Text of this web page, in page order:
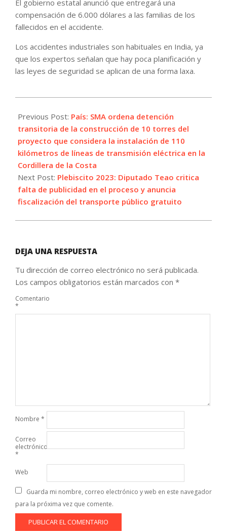
El gobierno estatal anunció que entregará una
compensación de 6.000 dólares a las familias de los
fallecidos en el accidente.
Los accidentes industriales son habituales en India, ya
que los expertos señalan que hay poca planificación y
las leyes de seguridad se aplican de una forma laxa.
12-
17
Previous Post: País: SMA ordena detención
transitoria de la construcción de 10 torres del
proyecto que considera la instalación de 110
kilómetros de líneas de transmisión eléctrica en la
Cordillera de la Costa
Next Post: Plebiscito 2023: Diputado Teao critica
falta de publicidad en el proceso y anuncia
fiscalización del transporte público gratuito
DEJA UNA RESPUESTA
Tu dirección de correo electrónico no será publicada.
Los campos obligatorios están marcados con *
Comentario
*
Nombre *
Correo
electrónico
*
Web
Guarda mi nombre, correo electrónico y web en este navegador
para la próxima vez que comente.